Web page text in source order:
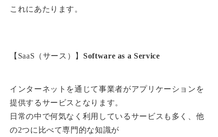
これにあたります。
【SaaS（サース）】Software as a Service
インターネットを通じて事業者がアプリケーションを
提供するサービスとなります。
日常の中で何気なく利用しているサービスも多く、他
の2つに比べて専門的な知識が